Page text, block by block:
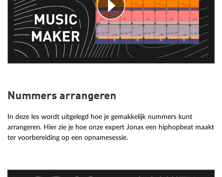
Nummers arrangeren
In deze les wordt uitgelegd hoe je gemakkelijk nummers kunt
arrangeren. Hier zie je hoe onze expert Jonas een hiphopbeat maakt
ter voorbereiding op een opnamesessie.